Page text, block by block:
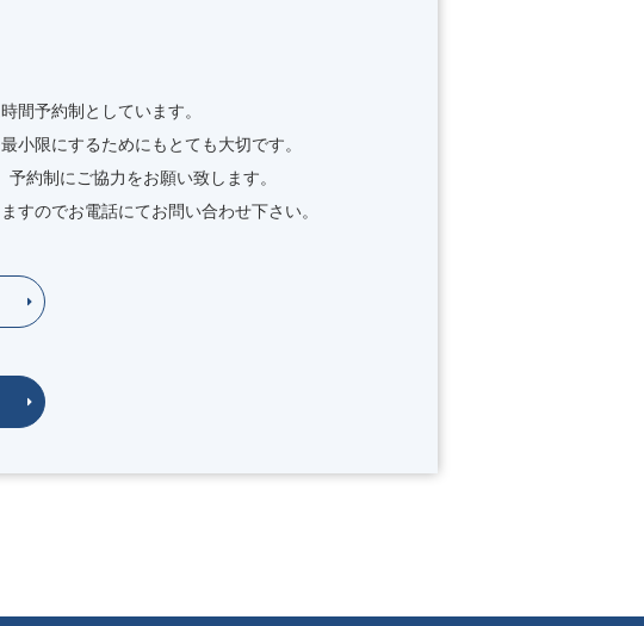
間予約制としています。
小限にするためにもとても大切です。
約制にご協力をお願い致します。
すのでお電話にてお問い合わせ下さい。